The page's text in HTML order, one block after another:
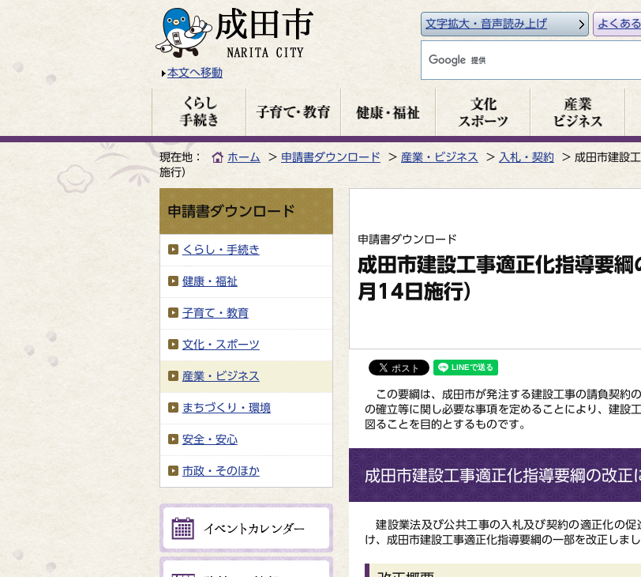
本文へ移動
文字拡大・音声読み上げ よくあ
現在地： ホーム 申請書ダウンロード 産業・ビジネス 入札・契約
成田市建設
施行）
申請書ダウンロード
成田市建設工事適正化指導要
月14日施行）
この要綱は、成田市が発注する建設工事の請負契約
の確立等に関し必要な事項を定めることにより、建設
図ることを目的とするものです。
成田市建設工事適正化指導要綱の改正
建設業法及び公共工事の入札及び契約の適正化の
け、成田市建設工事適正化指導要綱の一部を改正しまし
申請書ダウンロード
くらし・手続き
健康・福祉
子育て・教育
文化・スポーツ
産業・ビジネス
まちづくり・環境
安全・安心
市政・そのほか